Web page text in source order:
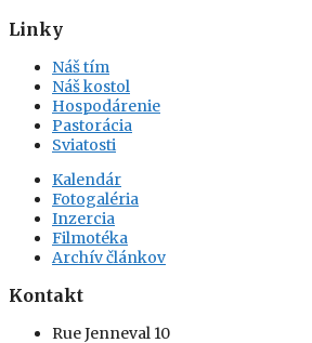
Linky
Náš tím
Náš kostol
Hospodárenie
Pastorácia
Sviatosti
Kalendár
Fotogaléria
Inzercia
Filmotéka
Archív článkov
Kontakt
Rue Jenneval 10